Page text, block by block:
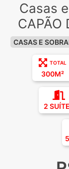
Casas
CAPÃO
CASAS E
TOTAL
300M²
2